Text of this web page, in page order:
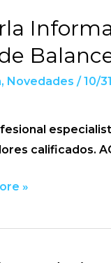
, Novedades /10/
calificados.
»